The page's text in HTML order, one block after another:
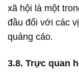
xã hội là một
đầu đối với các
quảng cáo.
3.8. Trực quan